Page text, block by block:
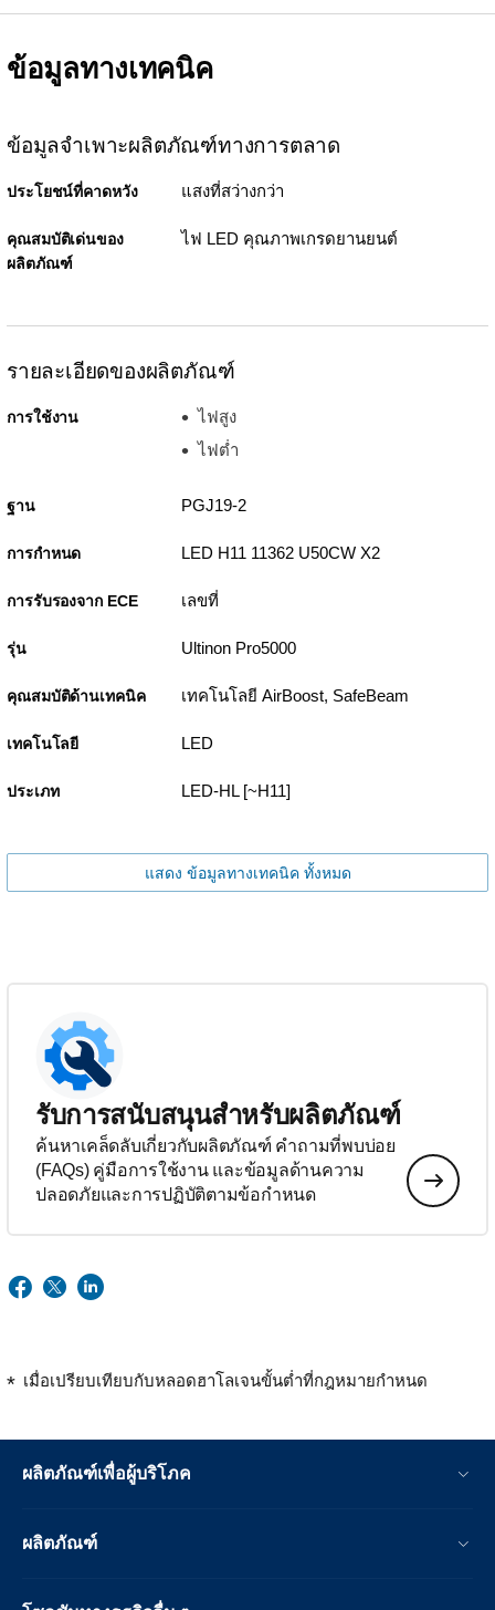
ข้อมูลทางเทคนิค
ข้อมูลจำเพาะผลิตภัณฑ์ทางการตลาด
ประโยชน์ที่คาดหวัง แสงที่สว่างกว่า
คุณสมบัติเด่นของ
ผลิตภัณฑ์
ไฟ LED คุณภาพเกรดยานยนต์
รายละเอียดของผลิตภัณฑ์
การใช้งาน
ไฟสูง
ไฟต่ำ
ฐาน PGJ19-2
การกำหนด LED H11 11362 U50CW X2
การรับรองจาก ECE เลขที่
รุ่น Ultinon Pro5000
คุณสมบัติด้านเทคนิค เทคโนโลยี AirBoost, SafeBeam
เทคโนโลยี LED
ประเภท LED-HL [~H11]
แสดง ข้อมูลทางเทคนิค ทั้งหมด
รับการสนับสนุนสำหรับผลิตภัณฑ์
ค้นหาเคล็ดลับเกี่ยวกับผลิตภัณฑ์ คำถามที่พบบ่อย
(FAQs) คู่มือการใช้งาน และข้อมูลด้านความ
ปลอดภัยและการปฏิบัติตามข้อกำหนด
เมื่อเปรียบเทียบกับหลอดฮาโลเจนขั้นต่ำที่กฎหมายกำหนด
ผลิตภัณฑ์เพื่อผู้บริโภค
ผลิตภัณฑ์